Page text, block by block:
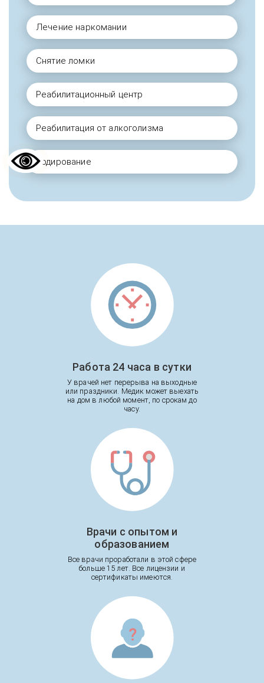
Лечение наркомании
Снятие ломки
Реабилитационный центр
Реабилитация от алкоголизма
Кодирование
Работа 24 часа в сутки
У врачей нет перерыва на выходные
или праздники. Медик может выехать
на дом в любой момент, по срокам до
часу.
Врачи с опытом и
образованием
Все врачи проработали в этой сфере
больше 15 лет. Все лицензии и
сертификаты имеются.